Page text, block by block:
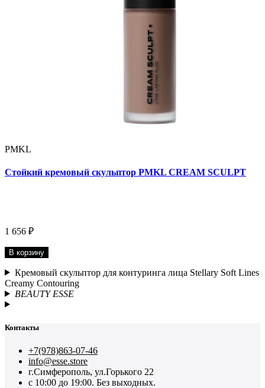
PMKL
Стойкий кремовый скульптор PMKL CREAM SCULPT
1 656 ₽
В корзину
Кремовый скульптор для контуринга лица Stellary Soft Lines
Сreamy Сontouring
BEAUTY ESSE
Контакты
+7(978)863-07-46
info@esse.store
г.Симферополь, ул.Горького 22
с 10:00 до 19:00. Без выходных.